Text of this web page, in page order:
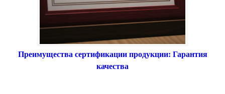
Преимущества сертификации продукции: Гарантия
качества